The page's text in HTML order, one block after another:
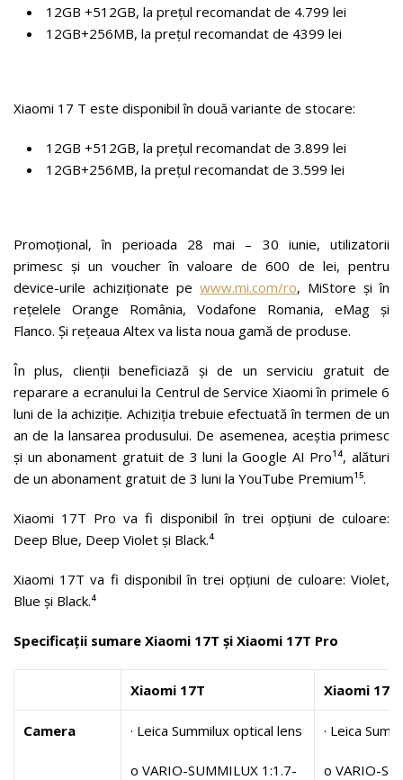
12GB +512GB, la prețul recomandat de 4.799 lei
12GB+256MB, la prețul recomandat de 4399 lei
Xiaomi 17 T este disponibil în două variante de stocare:
12GB +512GB, la prețul recomandat de 3.899 lei
12GB+256MB, la prețul recomandat de 3.599 lei
Promoțional, în perioada 28 mai – 30 iunie, utilizatorii
primesc și un voucher în valoare de 600 de lei, pentru
device-urile achiziționate pe www.mi.com/ro, MiStore și în
rețelele Orange România, Vodafone Romania, eMag și
Flanco. Și rețeaua Altex va lista noua gamă de produse.
În plus, clienții beneficiază și de un serviciu gratuit de
reparare a ecranului la Centrul de Service Xiaomi în primele 6
luni de la achiziție. Achiziția trebuie efectuată în termen de un
an de la lansarea produsului. De asemenea, aceștia primesc
și un abonament gratuit de 3 luni la Google AI Pro¹⁴, alături
de un abonament gratuit de 3 luni la YouTube Premium¹⁵.
Xiaomi 17T Pro va fi disponibil în trei opțiuni de culoare:
Deep Blue, Deep Violet și Black.⁴
Xiaomi 17T va fi disponibil în trei opțiuni de culoare: Violet,
Blue și Black.⁴
Specificații sumare Xiaomi 17T și Xiaomi 17T Pro
Xiaomi 17T Xiaomi 17T
Camera · Leica Summilux optical lens
o VARIO-SUMMILUX 1:1.7-
· Leica
o VARIO-